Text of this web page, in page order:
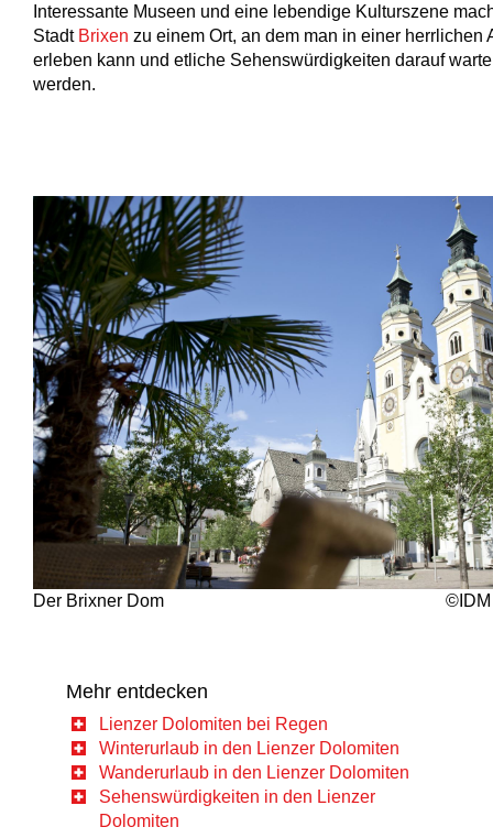
Interessante Museen und eine lebendige Kulturszene
Stadt Brixen zu einem Ort, an dem man in einer herrlichen
erleben kann und etliche Sehenswürdigkeiten darauf
werden.
Der Brixner Dom ©IDM
Mehr entdecken
Lienzer Dolomiten bei Regen
Winterurlaub in den Lienzer Dolomiten
Wanderurlaub in den Lienzer Dolomiten
Sehenswürdigkeiten in den Lienzer
Dolomiten